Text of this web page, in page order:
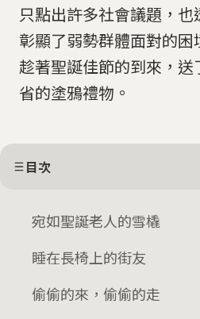
只點出許多社會議題，
彰顯了弱勢群體面對的
趁著聖誕佳節的到來，
省的塗鴉禮物。
目次
宛如聖誕老人的雪橇
睡在長椅上的街友
偷偷的來，偷偷的走